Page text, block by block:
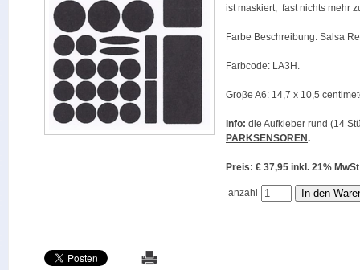
ist maskiert, fast nichts mehr
Farbe Beschreibung: Salsa
Farbcode: LA3H.
Groβe A6: 14,7 x 10,5
Info: die Aufkleber rund (14
PARKSENSOREN.
Preis: € 37,95 inkl. 21%
anzahl